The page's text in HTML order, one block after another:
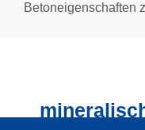
Betoneigenschaften